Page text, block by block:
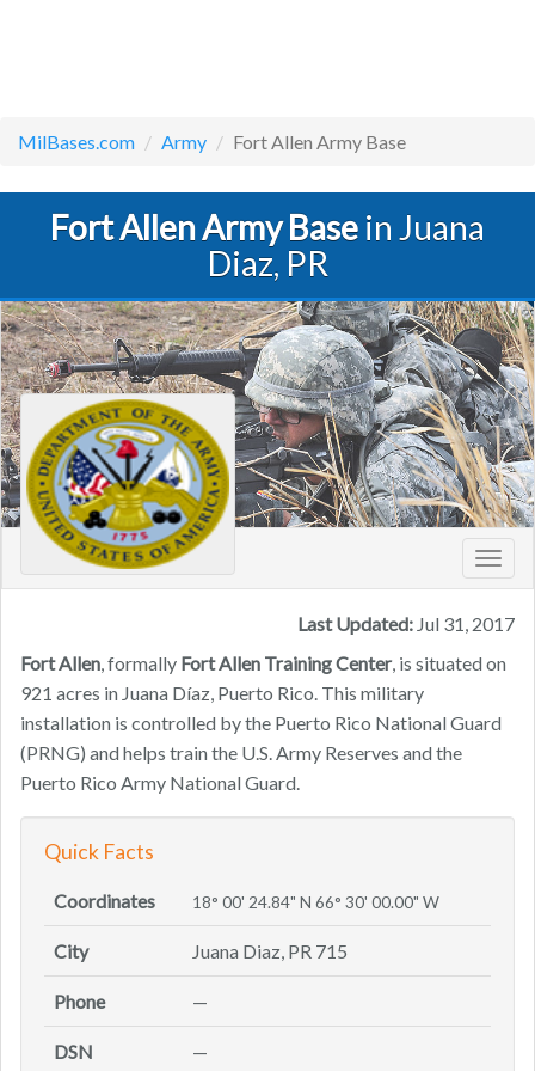
MilBases.com Army Fort Allen Army Base
Fort Allen Army Base in Juana
Diaz, PR
Last Updated: Jul 31, 2017
Fort Allen, formally Fort Allen Training Center, is situated on
921 acres in Juana Díaz, Puerto Rico. This military
installation is controlled by the Puerto Rico National Guard
(PRNG) and helps train the U.S. Army Reserves and the
Puerto Rico Army National Guard.
Quick Facts
Coordinates 18° 00' 24.84" N 66° 30' 00.00" W
City Juana Diaz, PR 715
Phone —
DSN —